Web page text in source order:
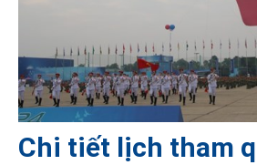
Chi tiết lịch tham